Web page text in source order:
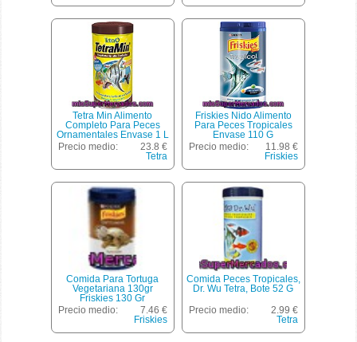
Tetra Min Alimento
Completo Para Peces
Ornamentales Envase 1 L
Precio medio:
23.8 €
Tetra
Friskies Nido Alimento
Para Peces Tropicales
Envase 110 G
Precio medio:
11.98 €
Friskies
Comida Para Tortuga
Vegetariana 130gr
Friskies 130 Gr
Precio medio:
7.46 €
Friskies
Comida Peces Tropicales,
Dr. Wu Tetra, Bote 52 G
Precio medio:
2.99 €
Tetra